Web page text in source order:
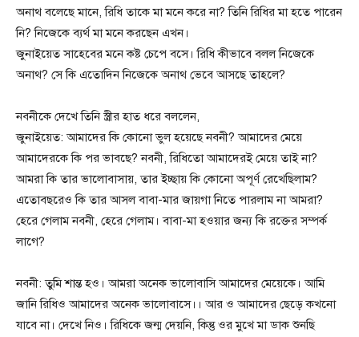
অনাথ বলেছে মানে, রিধি তাকে মা মনে করে না? তিনি রিধির মা হতে পারেন
নি? নিজেকে ব্যর্থ মা মনে করছেন এখন।
জুনাইয়েত সাহেবের মনে কষ্ট চেপে বসে। রিধি কীভাবে বলল নিজেকে
অনাথ? সে কি এতোদিন নিজেকে অনাথ ভেবে আসছে তাহলে?
নবনীকে দেখে তিনি স্ত্রীর হাত ধরে বললেন,
জুনাইয়েত: আমাদের কি কোনো ভুল হয়েছে নবনী? আমাদের মেয়ে
আমাদেরকে কি পর ভাবছে? নবনী, রিধিতো আমাদেরই মেয়ে তাই না?
আমরা কি তার ভালোবাসায়, তার ইচ্ছায় কি কোনো অপূর্ণ রেখেছিলাম?
এতোবছরেও কি তার আসল বাবা-মার জায়গা নিতে পারলাম না আমরা?
হেরে গেলাম নবনী, হেরে গেলাম। বাবা-মা হওয়ার জন্য কি রক্তের সম্পর্ক
লাগে?
নবনী: তুমি শান্ত হও। আমরা অনেক ভালোবাসি আমাদের মেয়েকে। আমি
জানি রিধিও আমাদের অনেক ভালোবাসে।। আর ও আমাদের ছেড়ে কখনো
যাবে না। দেখে নিও। রিধিকে জন্ম দেয়নি, কিন্তু ওর মুখে মা ডাক শুনছি